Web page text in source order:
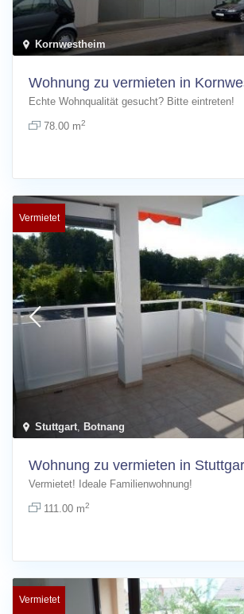
Kornwestheim
Wohnung zu vermieten in
Echte Wohnqualität gesucht? Bitte eintreten!
78.00 m2
Stuttgart Botnang
Vermietet
Wohnung zu vermieten in
Vermietet! Ideale Familienwohnung!
111.00 m2
Vermietet